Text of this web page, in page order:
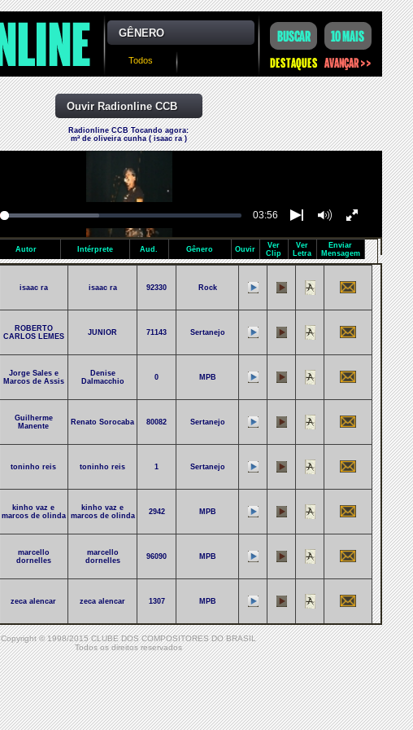
GÊNERO
Todos
Ouvir Radionline CCB
Radionline CCB Tocando agora:
mª de oliveira cunha ( isaac ra )
03:56
Autor Intérprete Aud. Gênero Ouvir
Ver
Clip
Ver
Letra
Enviar
Mensagem
isaac ra isaac ra 92330 Rock
ROBERTO
CARLOS LEMES
JUNIOR 71143 Sertanejo
Jorge Sales e
Marcos de Assis
Denise
Dalmacchio
0 MPB
Guilherme
Manente
Renato Sorocaba 80082 Sertanejo
toninho reis toninho reis 1 Sertanejo
kinho vaz e
marcos de olinda
kinho vaz e
marcos de olinda
2942 MPB
marcello
dornelles
marcello
dornelles
96090 MPB
zeca alencar zeca alencar 1307 MPB
claudio estevam claudio estevam 98931 MPB
fabianonegui
thiagop13
duckjam
fabianonegui 93603 Rock
Copyright © 1998/2015 CLUBE DOS COMPOSITORES DO BRASIL
Todos os direitos reservados